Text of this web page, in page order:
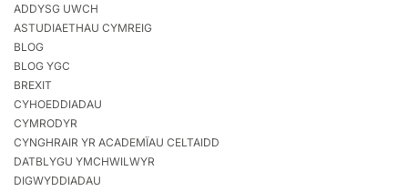
ADDYSG UWCH
ASTUDIAETHAU CYMREIG
BLOG
BLOG YGC
BREXIT
CYHOEDDIADAU
CYMRODYR
CYNGHRAIR YR ACADEMÏAU CELTAIDD
DATBLYGU YMCHWILWYR
DIGWYDDIADAU